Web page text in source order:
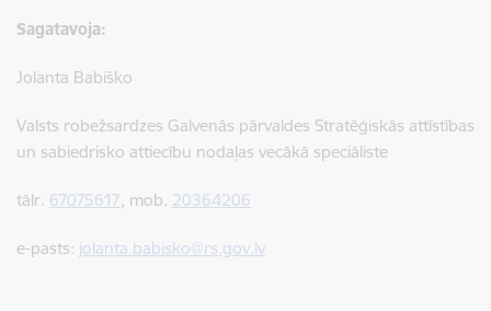
Sagatavoja:
Jolanta Babiško
Valsts robežsardzes Galvenās pārvaldes Stratēģiskās attīstības
un sabiedrisko attiecību nodaļas vecākā speciāliste
tālr. 67075617, mob. 20364206
e-pasts: jolanta.babisko@rs.gov.lv